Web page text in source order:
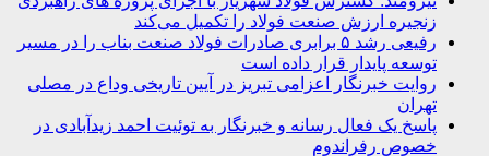
زنجیره ارزش صنعت فولاد را تکمیل می‌کند
رفیعی رشد ۵ برابری صادرات فولاد صنعت بناب را در مسیر
توسعه پایدار قرار داده است
روایت خبرنگار اعزامی تبریز در آیین تاریخی وداع در مصلی
تهران
پاسخ یک فعال رسانه و خبرنگار به توئیت احمد زیدآبادی در
خصوص رفراندوم